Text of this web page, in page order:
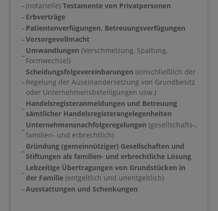
–(notarielle) Testamente von Privatpersonen
–Erbverträge
–Patientenverfügungen, Betreuungsverfügungen
–Vorsorgevollmacht
–
Umwandlungen (Verschmelzung, Spaltung,
Formwechsel)
–
Scheidungsfolgevereinbarungen (einschließlich der
Regelung der Auseinandersetzung von Grundbesitz
oder Unternehmensbeteiligungen usw.)
–
Handelsregisteranmeldungen und Betreuung
sämtlicher Handelsregisterangelegenheiten
–
Unternehmensnachfolgeregelungen (gesellschafts-,
familien- und erbrechtlich)
–
Gründung (gemeinnütziger) Gesellschaften und
Stiftungen als familien- und erbrechtliche Lösung
–
Lebzeitige Übertragungen von Grundstücken in
der Familie(entgeltlich und unentgeltlich)
–Ausstattungen und Schenkungen